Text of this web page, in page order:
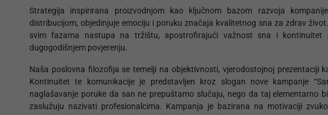
Strategija inspirirana proizvodnjom kao ključnom bazom razvoja
distribucijom, objedinjuje emociju i poruku značaja kvalitetnog sna za zdrav
svim fazama nastupa na tržištu, apostrofirajući važnost sna i kontinuitet
dugogodišnjem povjerenju.
Naša poslovna filozofija se temelji na objektivnosti, vjerodostojnoj prezentaciji
Kontinuitet te komunikacije je predstavljen kroz slogan nove kampanje
naglašavanje poruke da san ne prepuštamo slučaju, nego da taj elementarno
zaslužuju nazivati profesionalcima. Kampanja je bazirana na motivaciji